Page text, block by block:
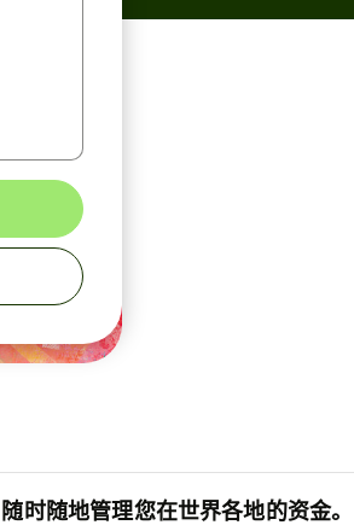
随时随地管理您在世界各地的资金。